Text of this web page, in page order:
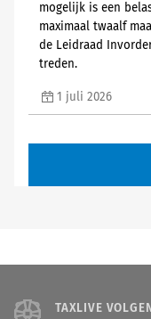
mogelijk is een
maximaal twaalf
de Leidraad
treden.
1 juli 2026
TAXLIVE VOLGEN